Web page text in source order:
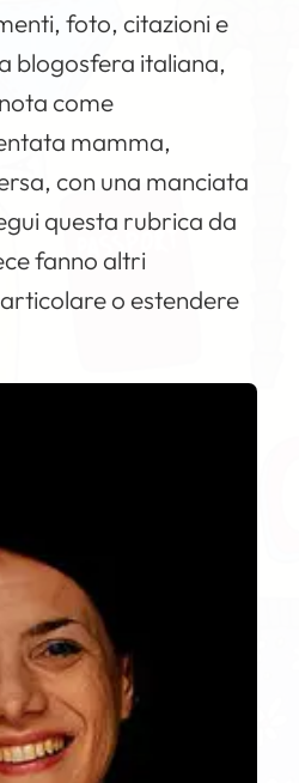
foto, citazioni e
blogosfera italiana,
come
mamma,
con una manciata
questa rubrica da
fanno altri
o estendere